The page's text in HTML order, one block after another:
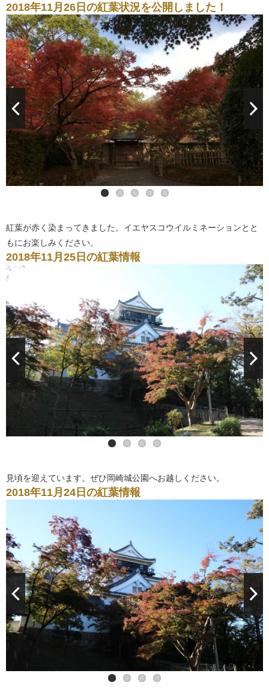
2018年11月26日の紅葉状況を公開しました！
紅葉が赤く染まってきました。イエヤスコウイルミネーションとと
もにお楽しみください。
2018年11月25日の紅葉情報
見頃を迎えています。ぜひ岡崎城公園へお越しください。
2018年11月24日の紅葉情報